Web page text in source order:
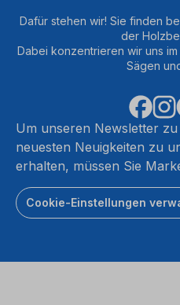
Dafür stehen wir! Sie finden
der
Dabei konzentrieren wir uns
Sägen
Um unseren Newsletter
neuesten Neuigkeiten zu
erhalten, müssen Sie
Cookie-Einstellungen